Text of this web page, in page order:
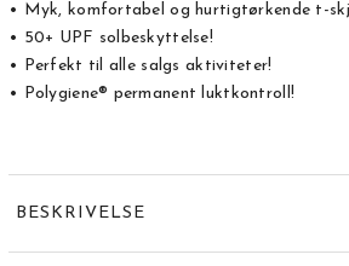
• Myk, komfortabel og hurtigtørkende t-
• 50+ UPF solbeskyttelse!
• Perfekt til alle salgs aktiviteter!
• Polygiene® permanent luktkontroll!
BESKRIVELSE